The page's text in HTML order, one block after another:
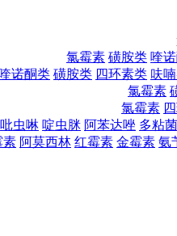
氯霉素 磺胺类 喹
喹诺酮类 磺胺类 四环素类 呋
氯霉素
氯霉素
吡虫啉 啶虫脒 阿苯达唑 多粘
素 阿莫西林 红霉素 金霉素 氨